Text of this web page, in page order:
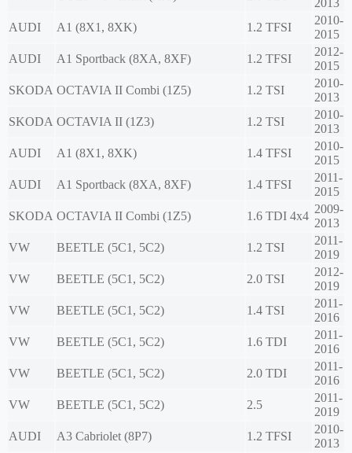
2013
AUDI
A1 (8X1, 8XK) 1.2 TFSI
2010-
2015
AUDI
A1 Sportback (8XA, 8XF) 1.2 TFSI
2012-
2015
SKODA OCTAVIA II Combi (1Z5) 1.2 TSI
2010-
2013
SKODA OCTAVIA II (1Z3) 1.2 TSI
2010-
2013
AUDI
A1 (8X1, 8XK) 1.4 TFSI
2010-
2015
AUDI
A1 Sportback (8XA, 8XF) 1.4 TFSI
2011-
2015
SKODA OCTAVIA II Combi (1Z5) 1.6 TDI 4x4
2009-
2013
VW
BEETLE (5C1, 5C2) 1.2 TSI
2011-
2019
VW
BEETLE (5C1, 5C2) 2.0 TSI
2012-
2019
VW
BEETLE (5C1, 5C2) 1.4 TSI
2011-
2016
VW
BEETLE (5C1, 5C2) 1.6 TDI
2011-
2016
VW
BEETLE (5C1, 5C2) 2.0 TDI
2011-
2016
VW
BEETLE (5C1, 5C2) 2.5
2011-
2019
AUDI
A3 Cabriolet (8P7) 1.2 TFSI
2010-
2013